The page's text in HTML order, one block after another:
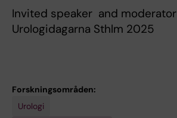
Invited speaker and moderator
Urologidagarna Sthlm 2025
Forskningsområden:
Urologi